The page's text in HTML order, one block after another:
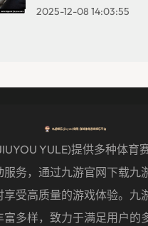
2025-12-08 14:03:55
YULE)提供多种体育
服务，通过九游官网下载九
享受高质量的游戏体验。九
多样，致力于满足用户的